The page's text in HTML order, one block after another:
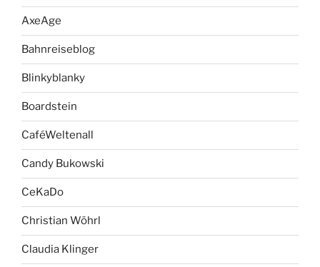
AxeAge
Bahnreiseblog
Blinkyblanky
Boardstein
CaféWeltenall
Candy Bukowski
CeKaDo
Christian Wöhrl
Claudia Klinger